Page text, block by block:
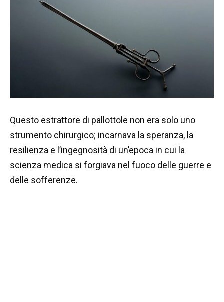
Questo estrattore di pallottole non era solo uno
strumento chirurgico; incarnava la speranza, la
resilienza e l’ingegnosità di un’epoca in cui la
scienza medica si forgiava nel fuoco delle guerre e
delle sofferenze.